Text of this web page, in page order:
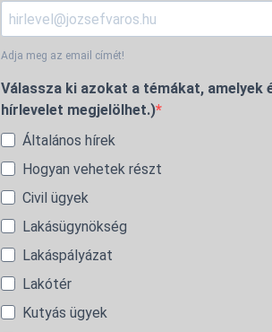
Adja meg az email címét!
Válassza ki azokat a témákat, amelyek
hírlevelet megjelölhet.)
Általános hírek
Hogyan vehetek részt
Civil ügyek
Lakásügynökség
Lakáspályázat
Lakótér
Kutyás ügyek